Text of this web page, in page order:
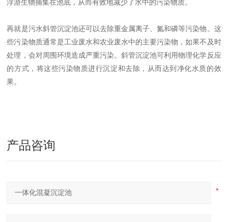
浮游生物捕集在池底，从而有效地减少了水中的污染物质。
再就是污水斜管沉淀池还可以去除重金属离子、氮和磷等污染物。这
些污染物质通常是工业废水和农业废水中的主要污染物，如果不及时
处理，会对周围环境造成严重污染。斜管沉淀池可利用物理化学反应
的方式，将这些污染物质进行沉淀和去除，从而达到净化水质的效
果。
产品咨询